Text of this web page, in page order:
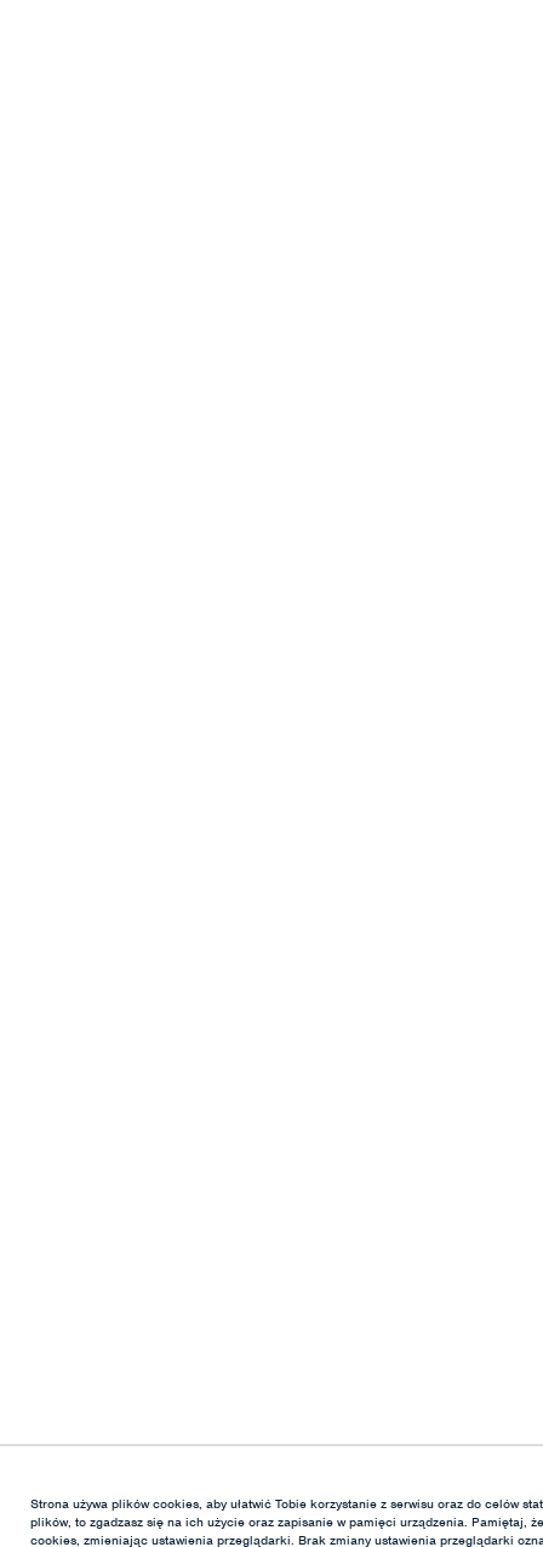
Strona używa plików cookies, aby ułatwić Tobie korzystanie z serwisu oraz do celów
plików, to zgadzasz się na ich użycie oraz zapisanie w pamięci urządzenia. Pamiętaj,
cookies, zmieniając ustawienia przeglądarki. Brak zmiany ustawienia przeglądarki